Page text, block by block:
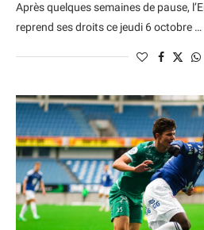
Après quelques semaines de pause,
reprend ses droits ce jeudi 6 octobre …